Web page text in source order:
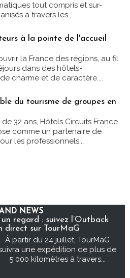
tout compris et sur-
à travers les...
à la pointe de l'accueil
la France des régions, au fil
dans des hôtels-
charme et de caractère....
du tourisme de groupes en
32 ans, Hôtels Circuits France
comme un partenaire de
les professionnels...
NEWS
regard : suivez l’Outback
direct sur TourMaG
À partir du 24 juillet, TourMaG
une expédition de plus de
5 000 kilomètres à travers...